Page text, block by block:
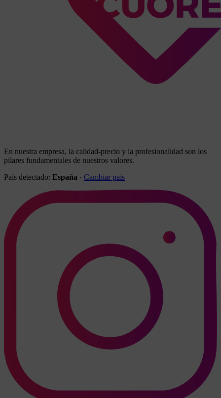
En nuestra empresa, la calidad-precio y la profesionalidad son los
pilares fundamentales de nuestros valores.
País detectado: España · Cambiar país